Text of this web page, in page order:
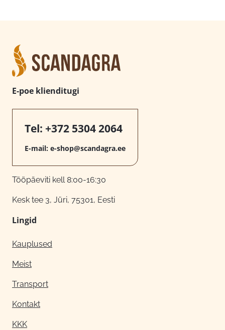
E-poe klienditugi
Tel: +372 5304 2064
E-mail: e-shop@scandagra.ee
Tööpäeviti kell 8:00-16:30
Kesk tee 3, Jüri, 75301, Eesti
Lingid
Kauplused
Meist
Transport
Kontakt
KKK